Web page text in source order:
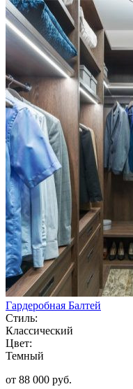
Гардеробная Балтей
Стиль:
Классический
Цвет:
Темный
от 88 000 руб.